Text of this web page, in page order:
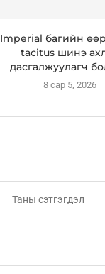
Imperial багийн
tacitus шинэ
дасгалжуулагч
8 сар 5, 2026